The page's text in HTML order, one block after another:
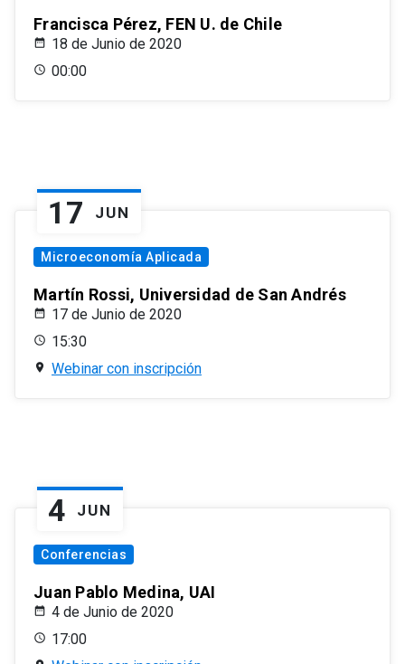
Francisca Pérez, FEN U. de Chile
18 de Junio de 2020
00:00
17 JUN
Microeconomía Aplicada
Martín Rossi, Universidad de San Andrés
17 de Junio de 2020
15:30
Webinar con inscripción
4 JUN
Conferencias
Juan Pablo Medina, UAI
4 de Junio de 2020
17:00